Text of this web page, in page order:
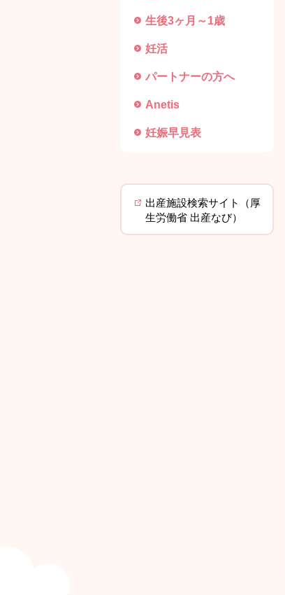
生後3ヶ月～1歳
妊活
パートナーの方へ
Anetis
妊娠早見表
出産施設検索サイト（厚
生労働省 出産なび）